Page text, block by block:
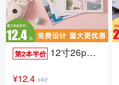
第2本半价 12寸26p时尚杂志册
¥12.4 ¥42